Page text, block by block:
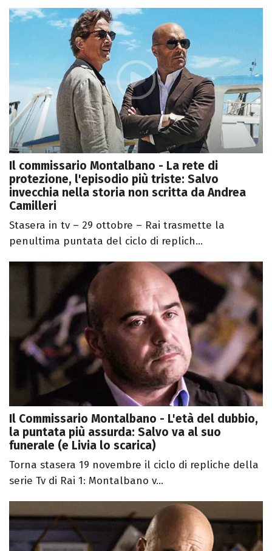
Il commissario Montalbano - La rete di
protezione, l'episodio più triste: Salvo
invecchia nella storia non scritta da Andrea
Camilleri
Stasera in tv – 29 ottobre – Rai trasmette la
penultima puntata del ciclo di replich...
Il Commissario Montalbano - L'età del dubbio,
la puntata più assurda: Salvo va al suo
funerale (e Livia lo scarica)
Torna stasera 19 novembre il ciclo di repliche della
serie Tv di Rai 1: Montalbano v...